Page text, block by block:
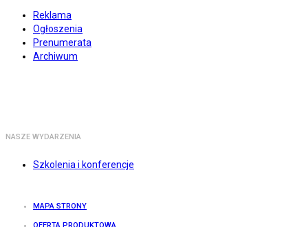
Reklama
Ogłoszenia
Prenumerata
Archiwum
NASZE WYDARZENIA
Szkolenia i konferencje
MAPA STRONY